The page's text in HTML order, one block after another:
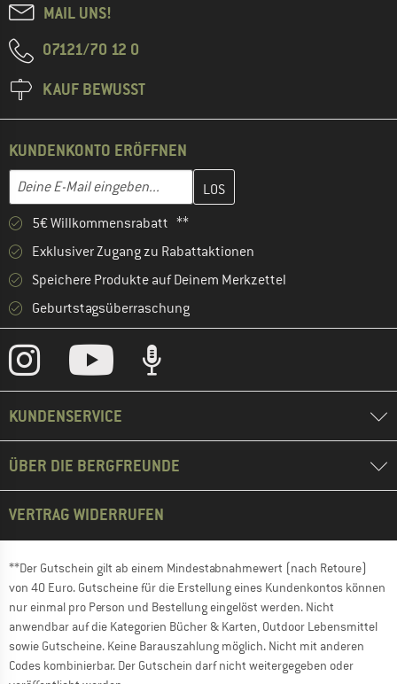
MAIL UNS!
07121/70 12 0
KAUF BEWUSST
KUNDENKONTO ERÖFFNEN
E-Mail-Adresse
Gib hier deine E-Mail-Adresse ein und erstelle im nächsten
5€ Willkommensrabatt **
Exklusiver Zugang zu Rabattaktionen
Speichere Produkte auf Deinem Merkzettel
Geburtstagsüberraschung
KUNDENSERVICE
ÜBER DIE BERGFREUNDE
VERTRAG WIDERRUFEN
**Der Gutschein gilt ab einem Mindestabnahmewert (nach Retoure)
von 40 Euro. Gutscheine für die Erstellung eines Kundenkontos können
nur einmal pro Person und Bestellung eingelöst werden. Nicht
anwendbar auf die Kategorien Bücher & Karten, Outdoor Lebensmittel
sowie Gutscheine. Keine Barauszahlung möglich. Nicht mit anderen
Codes kombinierbar. Der Gutschein darf nicht weitergegeben oder